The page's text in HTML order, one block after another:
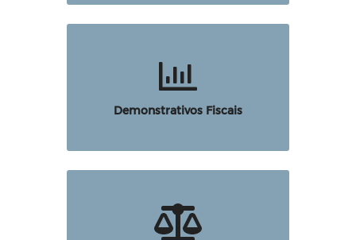
Demonstrativos Fiscais